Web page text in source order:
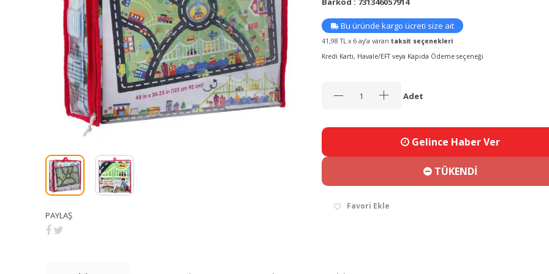
PAYLAŞ
Bu üründe kargo ücreti size ait
41,98 TL x 6 ay’a varan taksit seçenekleri
Kredi Kartı, Havale/EFT veya Kapıda Ödeme seçeneği
Adet
Gelince Haber Ver
TÜKENDİ
Favori Ekle